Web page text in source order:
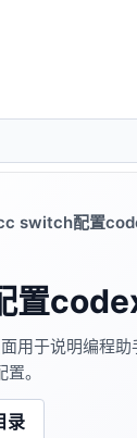
switch配置
置
用于说明编程
。
录